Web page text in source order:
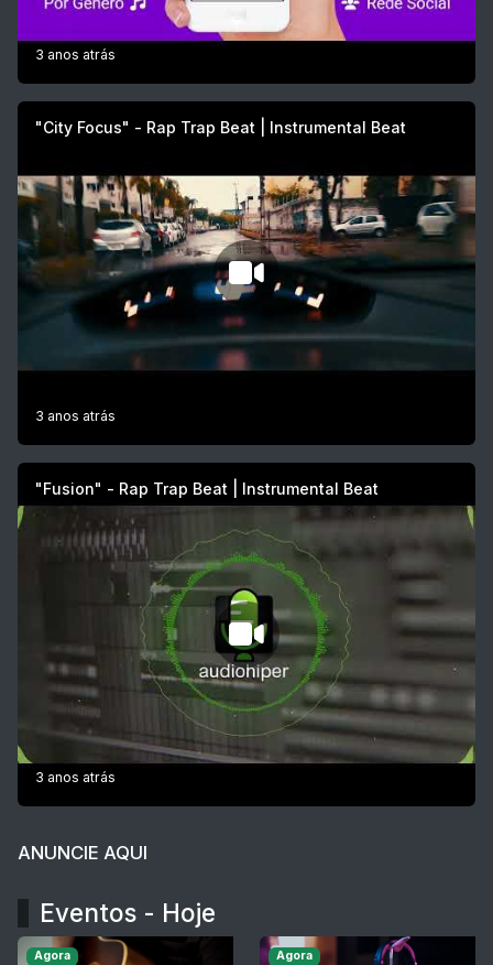
3 anos atrás
"City Focus" - Rap Trap Beat | Instrumental Beat
3 anos atrás
"Fusion" - Rap Trap Beat | Instrumental Beat
3 anos atrás
ANUNCIE AQUI
Eventos - Hoje
Agora Agora